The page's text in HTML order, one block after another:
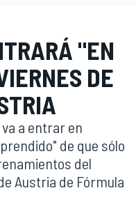
"EN
DE
a entrar en
de que sólo
del
Austria de Fórmula